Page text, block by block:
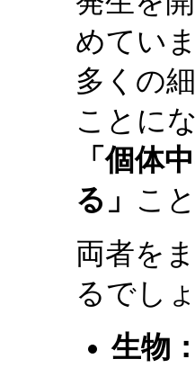
めてい
多くの
ことに
「個体
る」
こ
両者を
るでし
生物